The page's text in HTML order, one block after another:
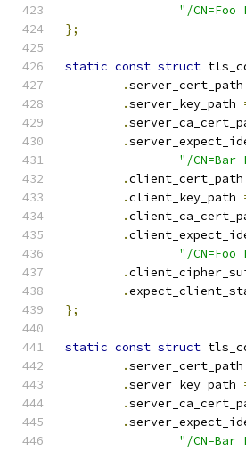
"/CN=Foo
};
static const struct
.server_cert_path
.server_key_path
.
.
"/CN=Bar
.client_cert_path
.client_key_path
.
.
"/CN=Foo
.
.
};
static const struct
.server_cert_path
.server_key_path
.
.
"/CN=Bar